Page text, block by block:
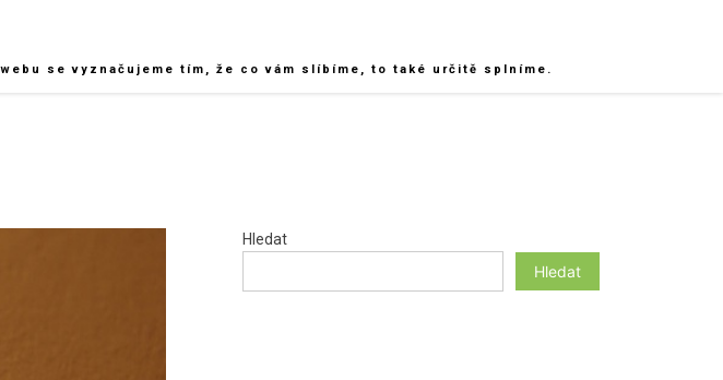
se vyznačujeme tím, že co vám slíbíme, to také určitě splníme.
Hledat
Hledat